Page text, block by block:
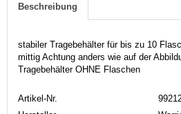
Beschreibung
stabiler Tragebehälter für bis zu 10
mittig Achtung anders wie auf der
Tragebehälter OHNE Flaschen
Artikel-Nr.